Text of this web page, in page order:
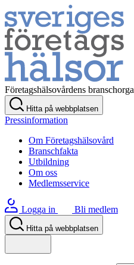
Företagshälsovårdens
Hitta på webbplatsen
Pressinformation
Om Företagshälsovård
Branschfakta
Utbildning
Om oss
Medlemsservice
Logga in Bli medlem
Hitta på webbplatsen